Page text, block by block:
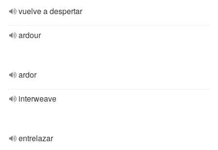
vuelve a despertar
ardour
ardor
interweave
entrelazar